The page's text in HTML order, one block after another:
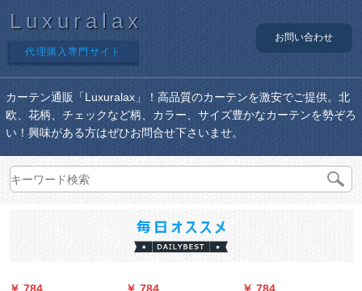
Luxuralax
代理購入専門サイト
お問い合わせ
カーテン通販「Luxuralax」！高品質のカーテンを激安でご提供。北
欧、花柄、チェックなど柄、カラー、サイズ豊かなカーテンを勢ぞろ
い！興味がある方はぜひお問合せ下さいませ。